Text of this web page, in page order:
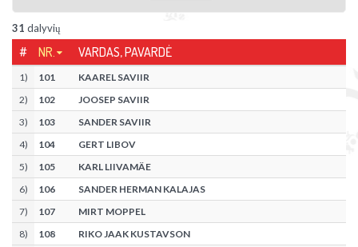
31 dalyvių
# NR. VARDAS, PAVARDĖ
1) 101
KAAREL SAVIIR
2) 102
JOOSEP SAVIIR
3) 103
SANDER SAVIIR
4) 104
GERT LIBOV
5) 105
KARL LIIVAMÄE
6) 106
SANDER HERMAN KALAJAS
7) 107
MIRT MOPPEL
8) 108
RIKO JAAK KUSTAVSON